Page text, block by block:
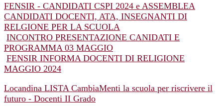
FENSIR - CANDIDATI CSPI 2024 e ASSEMBLEA
CANDIDATI DOCENTI, ATA, INSEGNANTI DI
RELGIONE PER LA SCUOLA
INCONTRO PRESENTAZIONE CANIDATI E
PROGRAMMA 03 MAGGIO
FENSIR INFORMA DOCENTI DI RELIGIONE
MAGGIO 2024
Locandina LISTA CambiaMenti la scuola per riscrivere il
futuro - Docenti II Grado